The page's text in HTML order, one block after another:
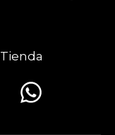
Tienda